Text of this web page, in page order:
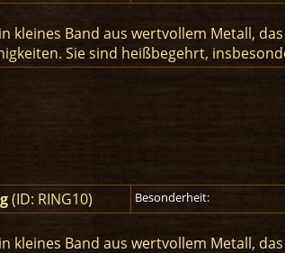
kleines Band aus wertvollem Metall,
Sie sind heißbegehrt,
(ID: RING10)
Besonderheit:
kleines Band aus wertvollem Metall,